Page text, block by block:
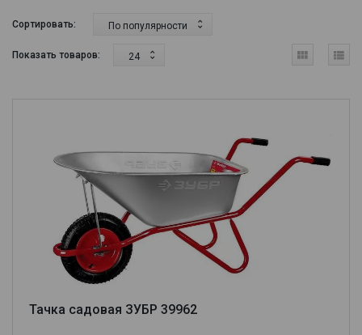
Сортировать: По популярности
Показать товаров: 24
Тачка садовая ЗУБР 39962